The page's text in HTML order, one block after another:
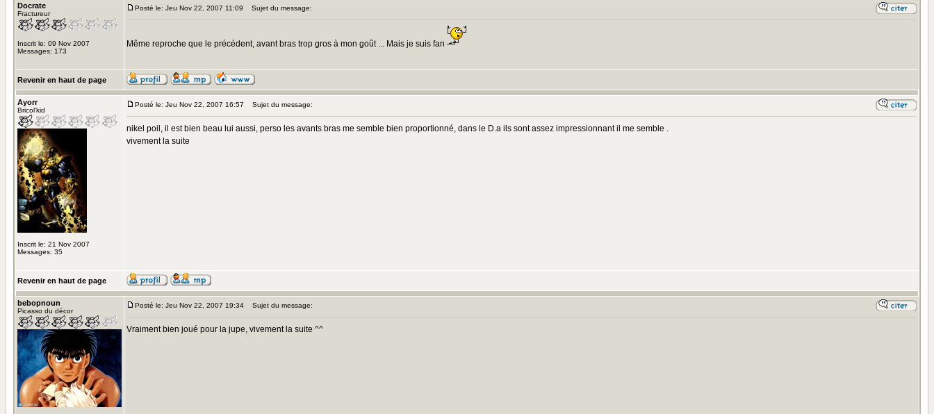
Docrate
Fractureur
Inscrit le: 09 Nov 2007
Messages: 173
Posté le: Jeu Nov 22, 2007 11:09 Sujet du message:
Même reproche que le précédent, avant bras trop gros à mon goût ... Mais je suis fan
Revenir en haut de page
Ayorr
Bricol'kid
Inscrit le: 21 Nov 2007
Messages: 35
Posté le: Jeu Nov 22, 2007 16:57 Sujet du message:
nikel poil, il est bien beau lui aussi, perso les avants bras me semble bien proportionné, dans le D.a ils sont assez impressionnant il me semble .
vivement la suite
Revenir en haut de page
bebopnoun
Picasso du décor
Posté le: Jeu Nov 22, 2007 19:34 Sujet du message:
Vraiment bien joué pour la jupe, vivement la suite ^^